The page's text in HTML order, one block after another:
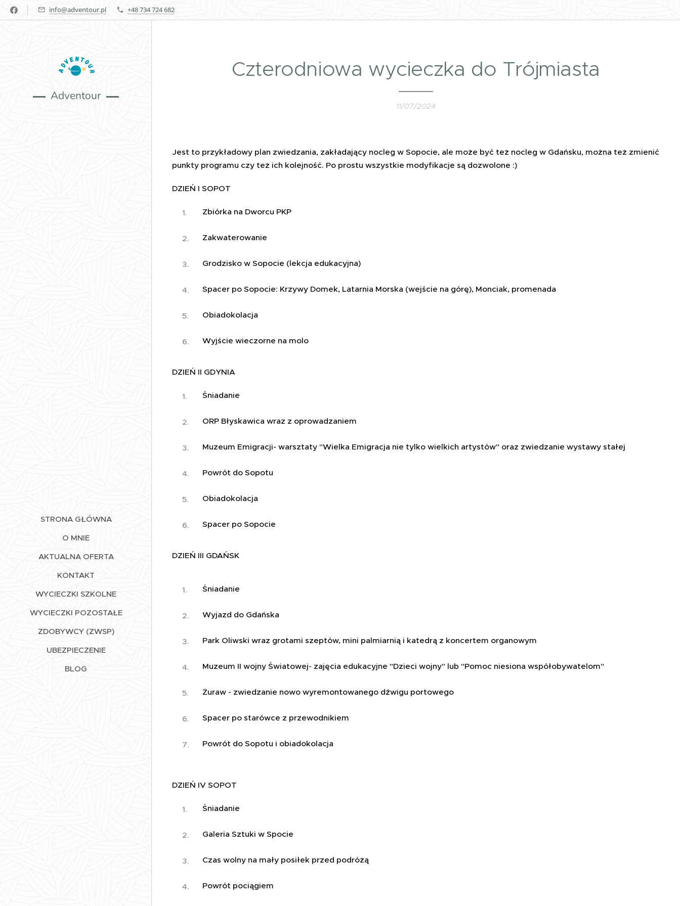
info@adventour.pl +48 734 724 682
Adventour
STRONA GŁÓWNA
O MNIE
AKTUALNA OFERTA
KONTAKT
WYCIECZKI SZKOLNE
WYCIECZKI POZOSTAŁE
ZDOBYWCY (ZWSP)
UBEZPIECZENIE
BLOG
Czterodniowa wycieczka do Trójmiasta
11/07/2024
Jest to przykładowy plan zwiedzania, zakładający nocleg w Sopocie, ale może być też nocleg w Gdańsku, można też zmienić
punkty programu czy też ich kolejność. Po prostu wszystkie modyfikacje są dozwolone :)
DZIEŃ I SOPOT
Zbiórka na Dworcu PKP
Zakwaterowanie
Grodzisko w Sopocie (lekcja edukacyjna)
Spacer po Sopocie: Krzywy Domek, Latarnia Morska (wejście na górę), Monciak, promenada
Obiadokolacja
Wyjście wieczorne na molo
DZIEŃ II GDYNIA
Śniadanie
ORP Błyskawica wraz z oprowadzaniem
Muzeum Emigracji- warsztaty "Wielka Emigracja nie tylko wielkich artystów" oraz zwiedzanie wystawy stałej
Powrót do Sopotu
Obiadokolacja
Spacer po Sopocie
DZIEŃ III GDAŃSK
Śniadanie
Wyjazd do Gdańska
Park Oliwski wraz grotami szeptów, mini palmiarnią i katedrą z koncertem organowym
Muzeum II wojny Światowej- zajęcia edukacyjne "Dzieci wojny" lub "Pomoc niesiona współobywatelom"
Żuraw - zwiedzanie nowo wyremontowanego dźwigu portowego
Spacer po starówce z przewodnikiem
Powrót do Sopotu i obiadokolacja
DZIEŃ IV SOPOT
Śniadanie
Galeria Sztuki w Spocie
Czas wolny na mały posiłek przed podróżą
Powrót pociągiem